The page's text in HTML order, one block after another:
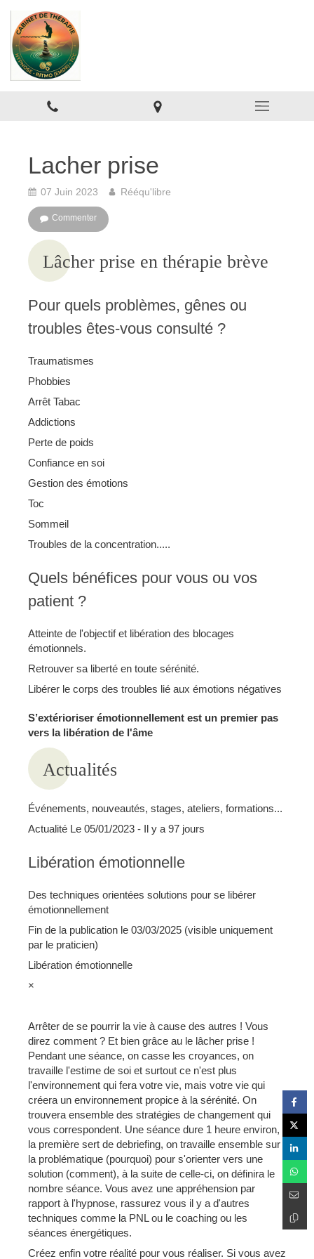
Lacher prise
07 Juin 2023 Rééqu'libre
Commenter
Lâcher prise en thérapie brève
Pour quels problèmes, gênes ou
troubles êtes-vous consulté ?
Traumatismes
Phobbies
Arrêt Tabac
Addictions
Perte de poids
Confiance en soi
Gestion des émotions
Toc
Sommeil
Troubles de la concentration.....
Quels bénéfices pour vous ou vos
patient ?
Atteinte de l'objectif et libération des blocages
émotionnels.
Retrouver sa liberté en toute sérénité.
Libérer le corps des troubles lié aux émotions négatives
S’extérioriser émotionnellement est un premier pas
vers la libération de l'âme
Actualités
Événements, nouveautés, stages, ateliers, formations...
Actualité Le 05/01/2023 - Il y a 97 jours
Libération émotionnelle
Des techniques orientées solutions pour se libérer
émotionnellement
Fin de la publication le 03/03/2025 (visible uniquement
par le praticien)
Libération émotionnelle
×
Arrêter de se pourrir la vie à cause des autres ! Vous
direz comment ? Et bien grâce au le lâcher prise !
Pendant une séance, on casse les croyances, on
travaille l'estime de soi et surtout ce n'est plus
l'environnement qui fera votre vie, mais votre vie qui
créera un environnement propice à la sérénité. On
trouvera ensemble des stratégies de changement qui
vous correspondent. Une séance dure 1 heure environ,
la première sert de debriefing, on travaille ensemble sur
la problématique (pourquoi) pour s'orienter vers une
solution (comment), à la suite de celle-ci, on définira le
nombre séance. Vous avez une appréhension par
rapport à l'hypnose, rassurez vous il y a d'autres
techniques comme la PNL ou le coaching ou les
séances énergétiques.
Créez enfin votre réalité pour vous réaliser. Si vous avez